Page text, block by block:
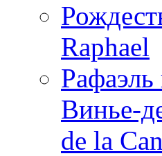
Raphael
Винье-
de la